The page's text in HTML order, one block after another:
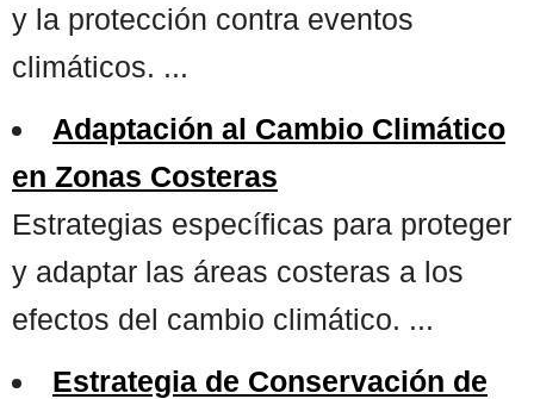
y la protección contra eventos
climáticos. ...
Adaptación al Cambio Climático
en Zonas Costeras
Estrategias específicas para proteger
y adaptar las áreas costeras a los
efectos del cambio climático. ...
Estrategia de Conservación de